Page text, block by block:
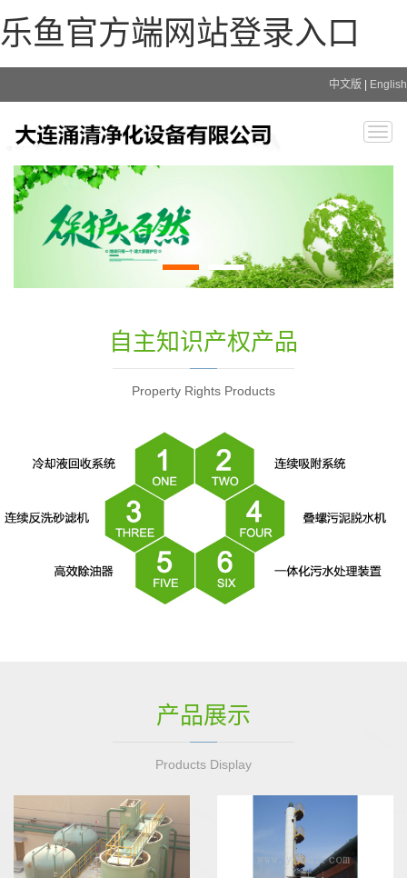
乐鱼官方端网站登录入口
中文版 English
自主知识产权产品
Property Rights Products
产品展示
Products Display